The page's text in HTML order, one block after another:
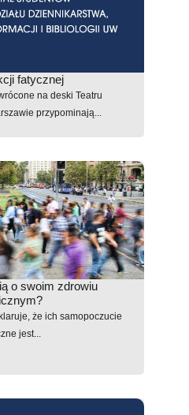
fatycznej
na deski Teatru
przypominają...
o swoim zdrowiu
że ich samopoczucie
jest...